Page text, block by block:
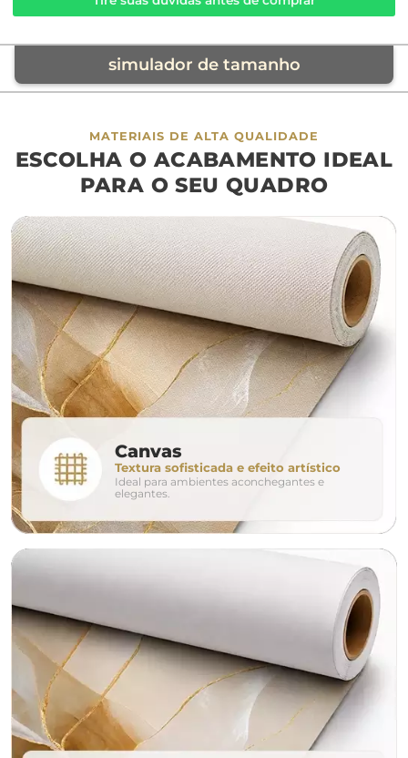
simulador de tamanho
móvel de referência
sofá cama
largura aproximada
160cm 200cm
280cm 320cm
conjunto
avulso duo
o tamanho ideal para o seu ambiente é
MATERIAIS DE ALTA QUALIDADE
ESCOLHA O ACABAMENTO IDEAL
PARA O SEU QUADRO
Canvas
Textura sofisticada e efeito artístico
Ideal para ambientes aconchegantes e
elegantes.